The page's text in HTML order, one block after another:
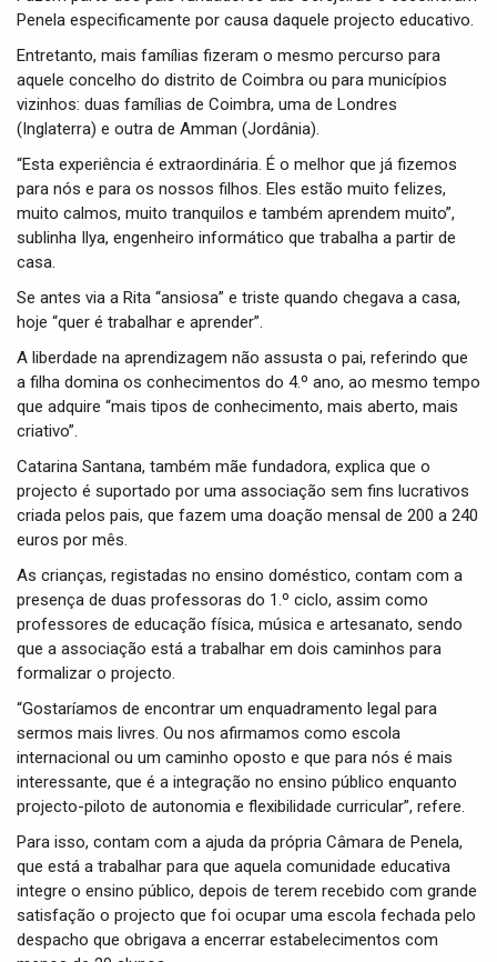
Penela especificamente por causa daquele projecto educativo.
Entretanto, mais famílias fizeram o mesmo percurso para
aquele concelho do distrito de Coimbra ou para municípios
vizinhos: duas famílias de Coimbra, uma de Londres
(Inglaterra) e outra de Amman (Jordânia).
“Esta experiência é extraordinária. É o melhor que já fizemos
para nós e para os nossos filhos. Eles estão muito felizes,
muito calmos, muito tranquilos e também aprendem muito”,
sublinha Ilya, engenheiro informático que trabalha a partir de
casa.
Se antes via a Rita “ansiosa” e triste quando chegava a casa,
hoje “quer é trabalhar e aprender”.
A liberdade na aprendizagem não assusta o pai, referindo que
a filha domina os conhecimentos do 4.º ano, ao mesmo tempo
que adquire “mais tipos de conhecimento, mais aberto, mais
criativo”.
Catarina Santana, também mãe fundadora, explica que o
projecto é suportado por uma associação sem fins lucrativos
criada pelos pais, que fazem uma doação mensal de 200 a 240
euros por mês.
As crianças, registadas no ensino doméstico, contam com a
presença de duas professoras do 1.º ciclo, assim como
professores de educação física, música e artesanato, sendo
que a associação está a trabalhar em dois caminhos para
formalizar o projecto.
“Gostaríamos de encontrar um enquadramento legal para
sermos mais livres. Ou nos afirmamos como escola
internacional ou um caminho oposto e que para nós é mais
interessante, que é a integração no ensino público enquanto
projecto-piloto de autonomia e flexibilidade curricular”, refere.
Para isso, contam com a ajuda da própria Câmara de Penela,
que está a trabalhar para que aquela comunidade educativa
integre o ensino público, depois de terem recebido com grande
satisfação o projecto que foi ocupar uma escola fechada pelo
despacho que obrigava a encerrar estabelecimentos com